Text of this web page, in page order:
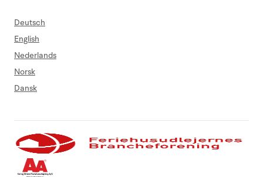
Deutsch
English
Nederlands
Norsk
Dansk